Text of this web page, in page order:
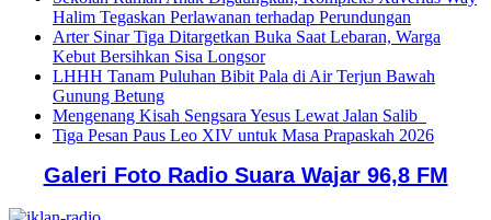
Halim Tegaskan Perlawanan terhadap Perundungan
Arter Sinar Tiga Ditargetkan Buka Saat Lebaran, Warga
Kebut Bersihkan Sisa Longsor
LHHH Tanam Puluhan Bibit Pala di Air Terjun Bawah
Gunung Betung
Mengenang Kisah Sengsara Yesus Lewat Jalan Salib
Tiga Pesan Paus Leo XIV untuk Masa Prapaskah 2026
Galeri Foto Radio Suara Wajar 96,8 FM